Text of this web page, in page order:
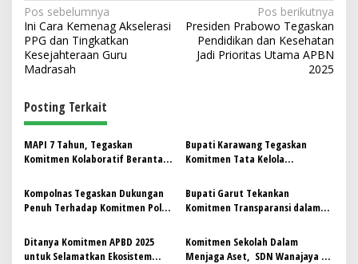
N
a
v
i
g
a
s
i
p
o
s
Pos sebelumnya
Ini Cara Kemenag Akselerasi
PPG dan Tingkatkan
Kesejahteraan Guru
Madrasah
Pos berikutnya
Presiden Prabowo Tegaskan
Pendidikan dan Kesehatan
Jadi Prioritas Utama APBN
2025
Posting Terkait
MAPI 7 Tahun, Tegaskan
Komitmen Kolaboratif Berantas
Bupati Karawang Tegaskan
Komitmen Tata Kelola
Kompolnas Tegaskan Dukungan
Penuh Terhadap Komitmen Polri
Bupati Garut Tekankan
Komitmen Transparansi dalam
Ditanya Komitmen APBD 2025
untuk Selamatkan Ekosistem
Komitmen Sekolah Dalam
Menjaga Aset, SDN Wanajaya 2